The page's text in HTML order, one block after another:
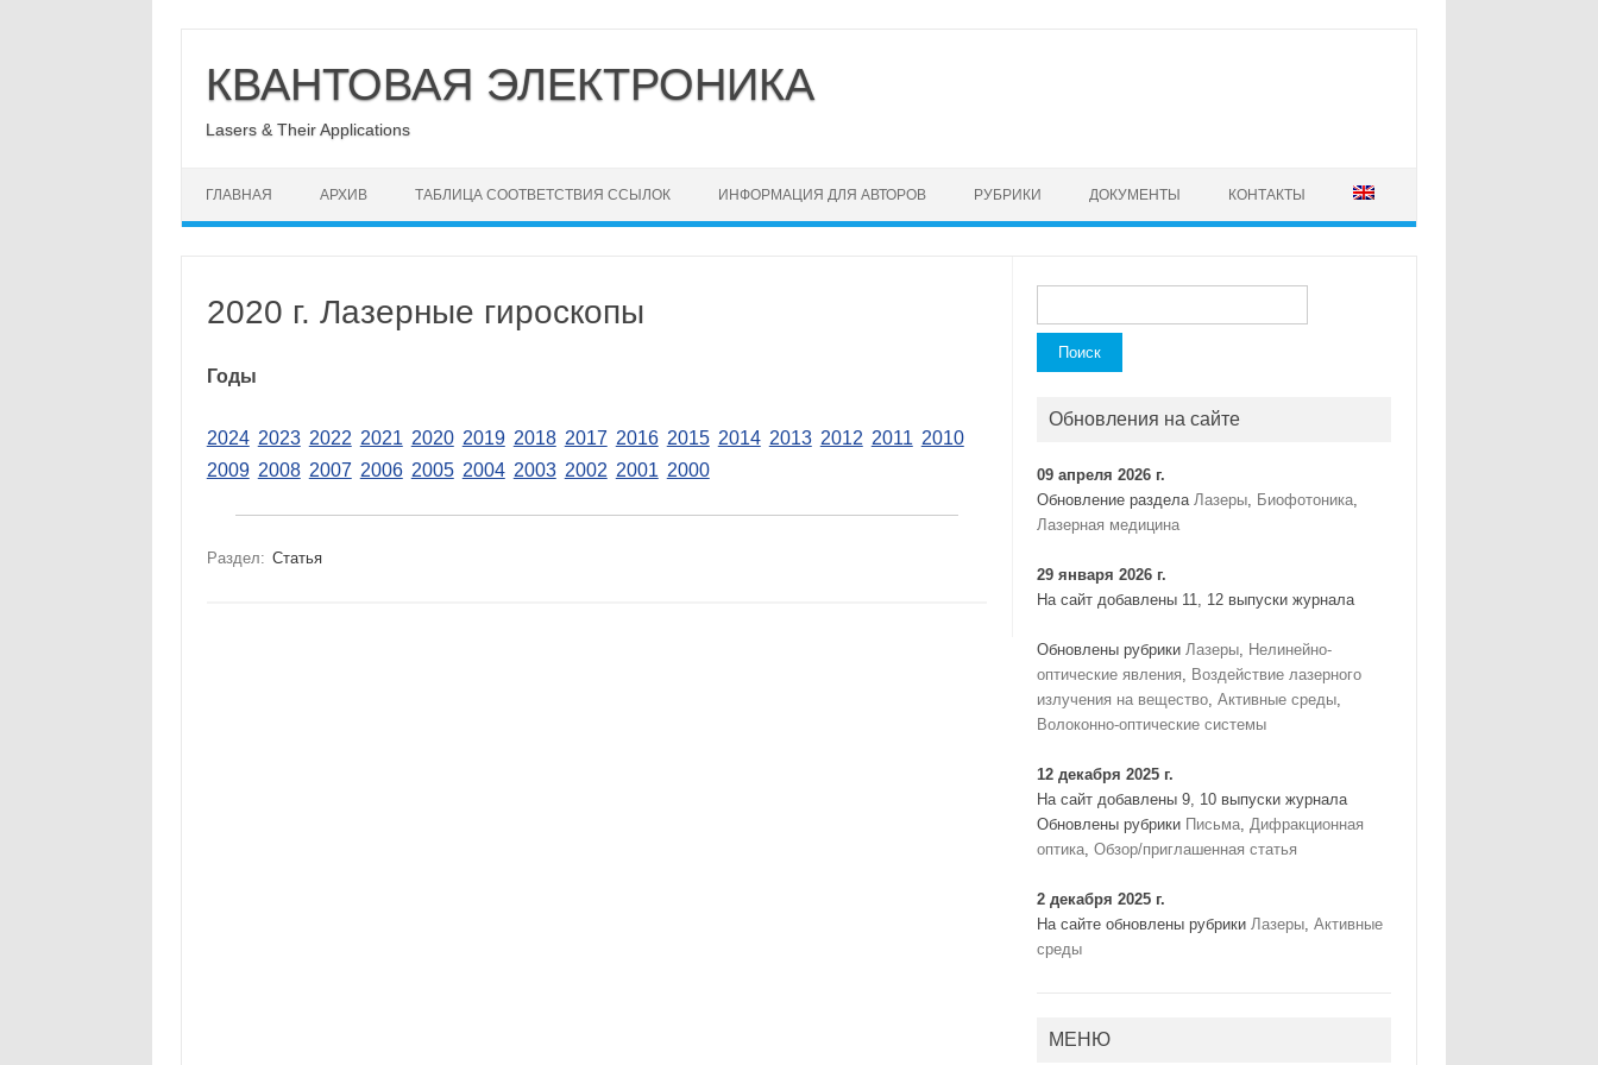
содержимому
КВАНТОВАЯ ЭЛЕКТРОНИКА
Lasers & Their Applications
ГЛАВНАЯ АРХИВ ТАБЛИЦА СООТВЕТСТВИЯ ССЫЛОК ИНФОРМАЦИЯ ДЛЯ АВТОРОВ РУБРИКИ ДОКУМЕНТЫ КОНТАКТЫ
2020 г. Лазерные гироскопы
Годы
2024 2023 2022 2021 2020 2019 2018 2017 2016 2015 2014 2013 2012 2011 2010
2009 2008 2007 2006 2005 2004 2003 2002 2001 2000
Раздел: Статья
Обновления на сайте
09 апреля 2026 г.
Обновление разделаЛазеры, Биофотоника,
Лазерная медицина
29 января 2026 г.
На сайт добавлены 11, 12 выпуски журнала
Обновлены рубрикиЛазеры, Нелинейно-
оптические явления, Воздействие лазерного
излучения на вещество,Активные среды,
Волоконно-оптические системы
12 декабря 2025 г.
На сайт добавлены 9, 10 выпуски журнала
Обновлены рубрики Письма,Дифракционная
оптика,Обзор/приглашенная статья
2 декабря 2025 г.
На сайте обновлены рубрикиЛазеры,Активные
среды
МЕНЮ